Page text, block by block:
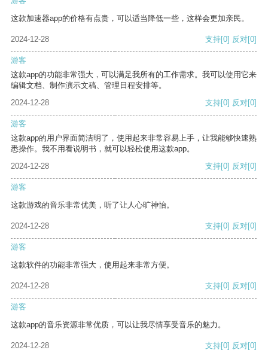
这款加速器app的价格有点贵，可以适当降低一些，这样会更加亲民。
2024-12-28 支持[0] 反对[0]
游客
这款app的功能非常强大，可以满足我所有的工作需求。我可以使用它来
编辑文档、制作演示文稿、管理日程安排等。
2024-12-28
支持[0] 反对[0]
游客
这款app的用户界面简洁明了，使用起来非常容易上手，让我能够快速熟
悉操作。我不用看说明书，就可以轻松使用这款app。
2024-12-28
支持[0] 反对[0]
游客
这款游戏的音乐非常优美，听了让人心旷神怡。
2024-12-28 支持[0] 反对[0]
游客
这款软件的功能非常强大，使用起来非常方便。
2024-12-28 支持[0] 反对[0]
游客
这款app的音乐资源非常优质，可以让我尽情享受音乐的魅力。
2024-12-28 支持[0] 反对[0]